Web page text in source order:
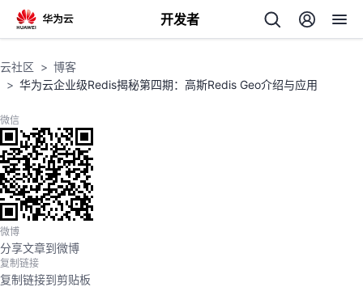
开发者
返
回
个
主
的
云社区
博客
华为云企业级Redis揭秘第四期：高斯Redis Geo介绍与应用
微信
微博
分享文章到微博
复制链接
复制链接到剪贴板